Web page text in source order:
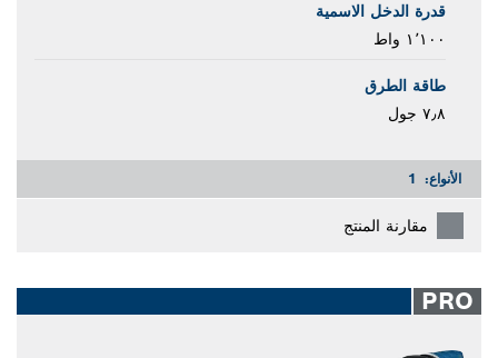
قدرة الدخل الاسمية
١٬١٠٠ واط
طاقة الطرق
٧٫٨ جول
الأنواع: 1
مقارنة المنتج
PRO